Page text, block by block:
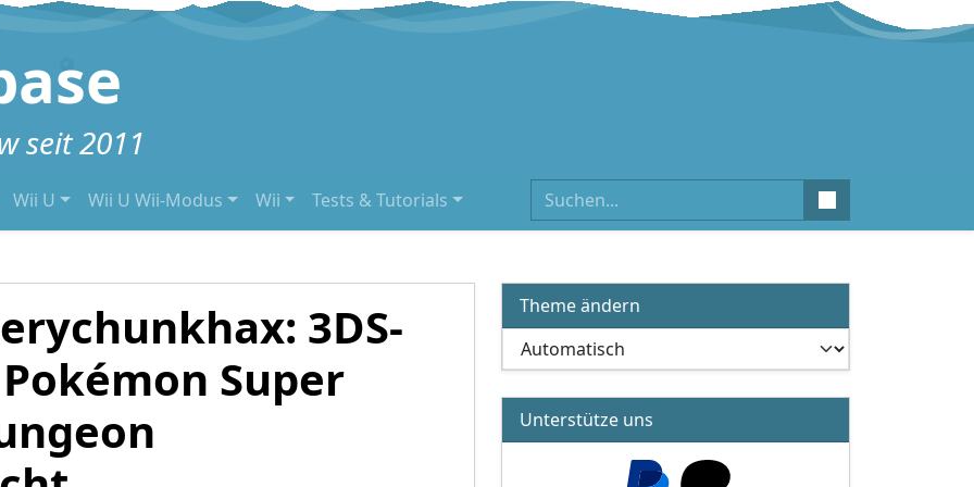
seit 2011
Wii U Wii U Wii-Modus Wii Tests & Tutorials Suchen
3DS-
Super
Theme ändern
Unterstütze uns